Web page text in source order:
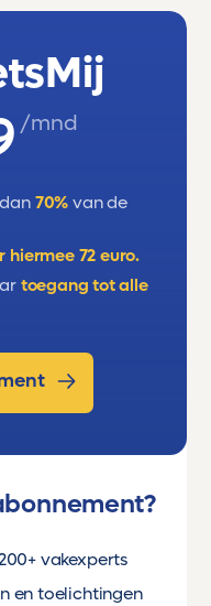
/mnd
70% van de
hiermee 72 euro.
toegang tot alle
vakexperts
en toelichtingen